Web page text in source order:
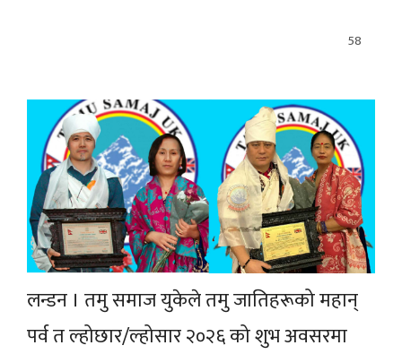
58
लन्डन । तमु समाज युकेले तमु जातिहरूको महान्
पर्व त ल्होछार/ल्होसार २०२६ को शुभ अवसरमा